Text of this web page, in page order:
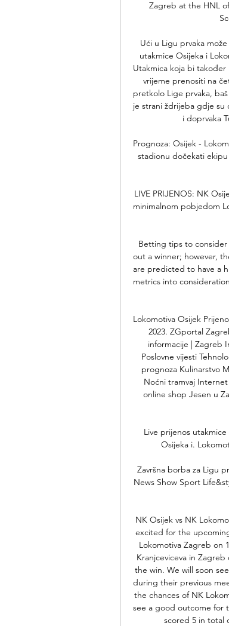
Zagreb at the HNL
Ući u Ligu prvaka
utakmice Osijeka i
Utakmica koja bi
vrijeme prenositi na
pretkolo Lige prvaka,
je strani ždrijeba gdje su
i doprvaka
Prognoza: Osijek -
stadionu dočekati
LIVE PRIJENOS: NK
minimalnom pobjedom
Betting tips to
out a winner; however,
are predicted to have a
metrics into
Lokomotiva Osijek
2023. ZGportal
informacije | Zagreb
Poslovne vijesti
prognoza Kulinarstvo
Noćni tramvaj
online shop Jesen u
Live prijenos
Osijeka i.
Završna borba za Ligu
News Show Sport
NK Osijek vs NK
excited for the
Lokomotiva Zagreb on
Kranjceviceva in
the win. We will soon
during their previous
the chances of NK
see a good outcome for
scored 5 in total